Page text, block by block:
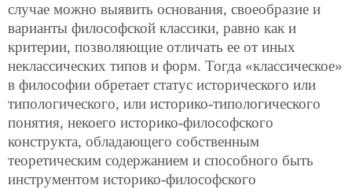
случае можно выявить основания, своеобразие и
варианты философской классики, равно как и
критерии, позволяющие отличать ее от иных
неклассических типов и форм. Тогда «классическое»
в философии обретает статус исторического или
типологического, или историко-типологического
понятия, некоего историко-философского
конструкта, обладающего собственным
теоретическим содержанием и способного быть
инструментом историко-философского